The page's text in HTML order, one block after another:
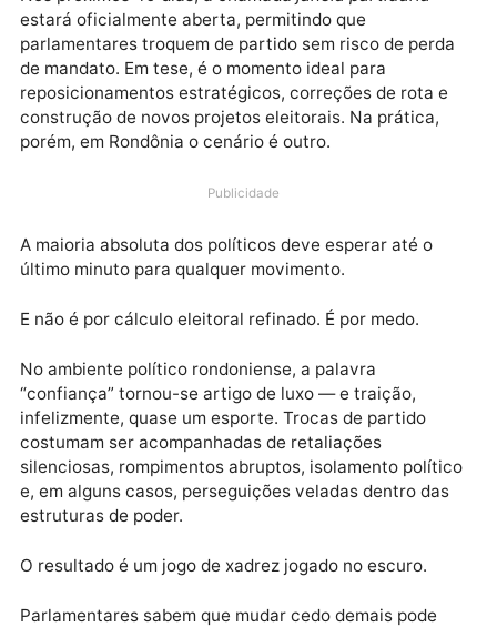
Nos próximos 40 dias, a chamadajanela partidária
estará oficialmente aberta, permitindo que
parlamentares troquem de partido sem risco de
reposicionamentos estratégicos, correções de rota e
porém, em Rondônia o cenário é outro.
Publicidade
A maioria absoluta dos políticos deve esperar até o
último minuto para qualquer movimento.
E não é por cálculo eleitoral refinado. É por medo.
No ambiente político rondoniense, a palavra
“confiança” tornou-se artigo de luxo — e traição,
infelizmente, quase um esporte. Trocas de partido
silenciosas, rompimentos abruptos, isolamento